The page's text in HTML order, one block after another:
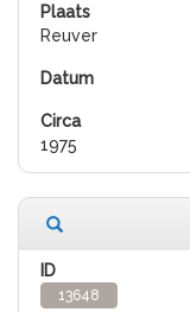
Reuver
1975
13648